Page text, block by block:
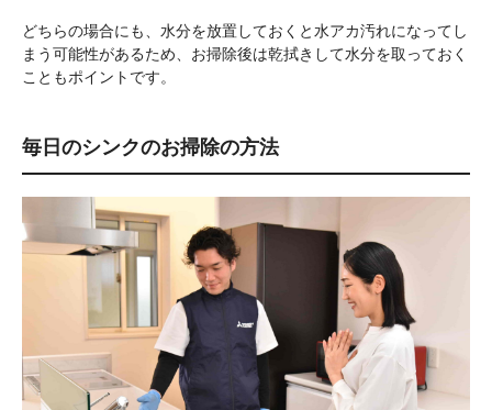
どちらの場合にも、水分を放置しておくと水アカ汚れになってし
まう可能性があるため、お掃除後は乾拭きして水分を取っておく
こともポイントです。
毎日のシンクのお掃除の方法